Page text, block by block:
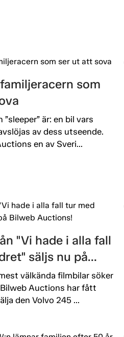
som
”sleeper” är: en bil vars
av dess utseende.
en av Sveri...
"Vi hade i alla fall
säljs nu på
välkända filmbilar söker
Auctions har fått
den Volvo 245 ...